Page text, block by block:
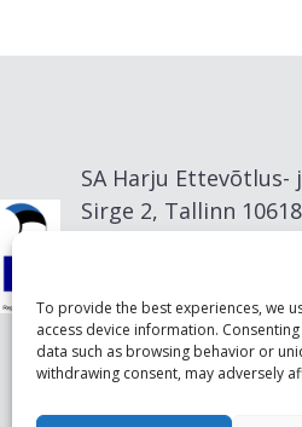
To provide the best experiences, we
access device information.
data such as browsing behavior or
withdrawing consent, may adversely
SA Harju Ettevõtlus-
Sirge 2, Tallinn 10618